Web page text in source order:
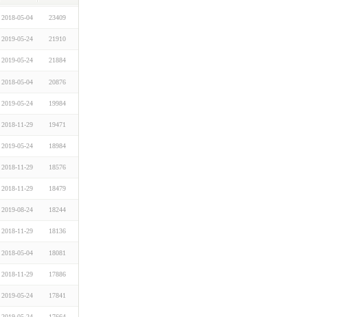
2018-05-04 23409
2019-05-24 21910
2019-05-24 21884
2018-05-04 20876
2019-05-24 19984
2018-11-29 19471
2019-05-24 18984
2018-11-29 18576
2018-11-29 18479
2019-08-24 18244
2018-11-29 18136
2018-05-04 18081
2018-11-29 17886
2019-05-24 17841